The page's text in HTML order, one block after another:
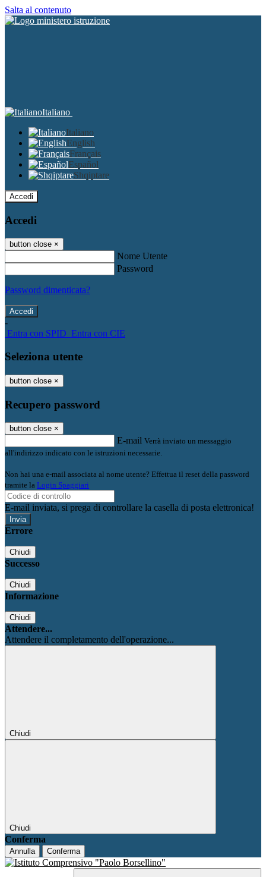
Salta al contenuto
Italiano
Italiano
English
Français
Español
Shqiptare
Accedi
Accedi
button close ×
Nome Utente
Password
Password dimenticata?
-
Entra con SPID Entra con CIE
Seleziona utente
button close ×
Recupero password
button close ×
E-mail Verrà inviato un messaggio
all'indirizzo indicato con le istruzioni necessarie.
Non hai una e-mail associata al nome utente? Effettua il reset della password
tramite la Login Spaggiari
E-mail inviata, si prega di controllare la casella di posta elettronica!
Errore
Chiudi
Successo
Chiudi
Informazione
Chiudi
Attendere...
Attendere il completamento dell'operazione...
Chiudi
Chiudi
Conferma
Annulla Conferma